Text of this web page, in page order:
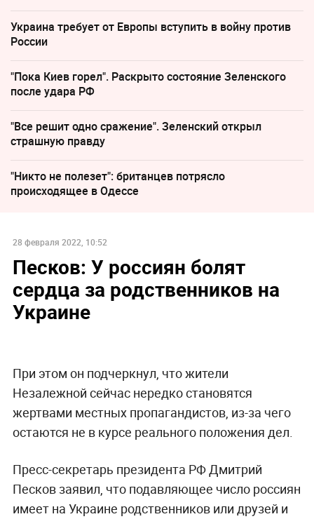
Украина требует от Европы вступить в войну против
России
"Пока Киев горел". Раскрыто состояние Зеленского
после удара РФ
"Все решит одно сражение". Зеленский открыл
страшную правду
"Никто не полезет": британцев потрясло
происходящее в Одессе
28 февраля 2022, 10:52
Песков: У россиян болят
сердца за родственников на
Украине
При этом он подчеркнул, что жители
Незалежной сейчас нередко становятся
жертвами местных пропагандистов, из-за чего
остаются не в курсе реального положения дел.
Пресс-секретарь президента РФ Дмитрий
Песков заявил, что подавляющее число россиян
имеет на Украине родственников или друзей и